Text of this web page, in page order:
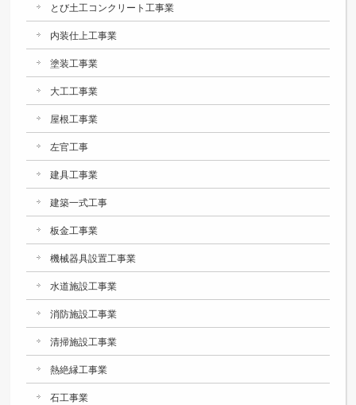
とび土工コンクリート工事業
内装仕上工事業
塗装工事業
大工工事業
屋根工事業
左官工事
建具工事業
建築一式工事
板金工事業
機械器具設置工事業
水道施設工事業
消防施設工事業
清掃施設工事業
熱絶縁工事業
石工事業